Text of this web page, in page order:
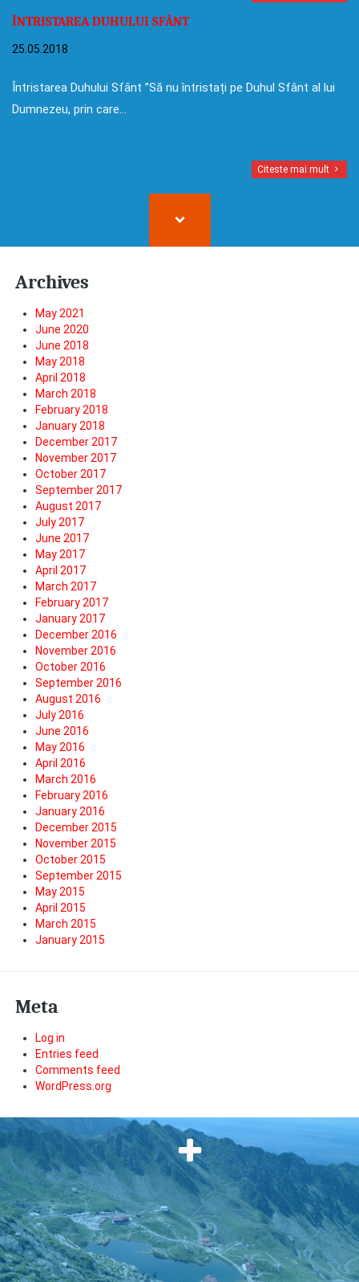
ÎNTRISTAREA DUHULUI SFÂNT
25.05.2018
Întristarea Duhului Sfânt ”Să nu întristați pe Duhul Sfânt al lui
Dumnezeu, prin care…
Citeste mai mult
Archives
May 2021
June 2020
June 2018
May 2018
April 2018
March 2018
February 2018
January 2018
December 2017
November 2017
October 2017
September 2017
August 2017
July 2017
June 2017
May 2017
April 2017
March 2017
February 2017
January 2017
December 2016
November 2016
October 2016
September 2016
August 2016
July 2016
June 2016
May 2016
April 2016
March 2016
February 2016
January 2016
December 2015
November 2015
October 2015
September 2015
May 2015
April 2015
March 2015
January 2015
Meta
Log in
Entries feed
Comments feed
WordPress.org